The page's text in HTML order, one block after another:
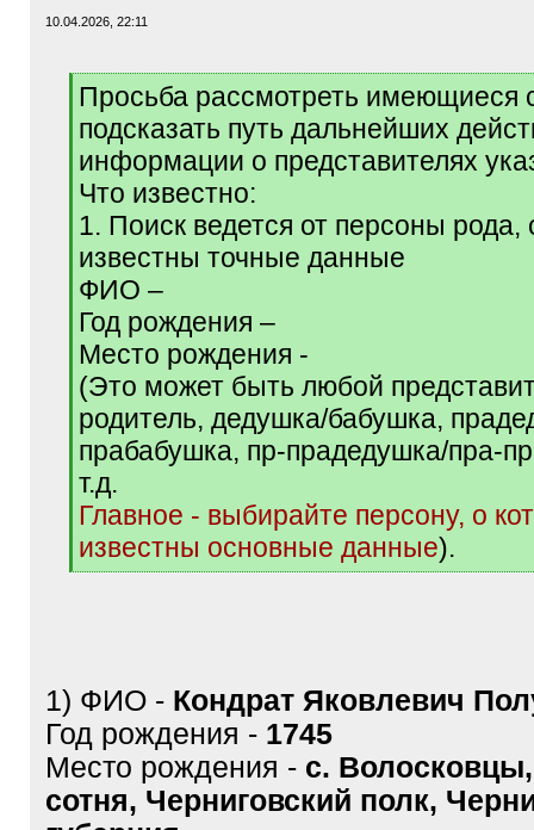
10.04.2026, 22:11
[
qПросьба рассмотреть имеющиеся
подсказать путь дальнейших
информации о представителях
Что известно:
1. Поиск ведется от персоны рода,
известны точные данные
ФИО –
Год рождения –
Место рождения -
(Это может быть любой
родитель, дедушка/бабушка,
прабабушка, пр-прадедушка/пра-
т.д.
Главное - выбирайте персону, о
известны основные данные).
[
1) ФИО - Кондрат Яковлевич
Год рождения - 1745
Место рождения - с.
сотня, Черниговский полк,